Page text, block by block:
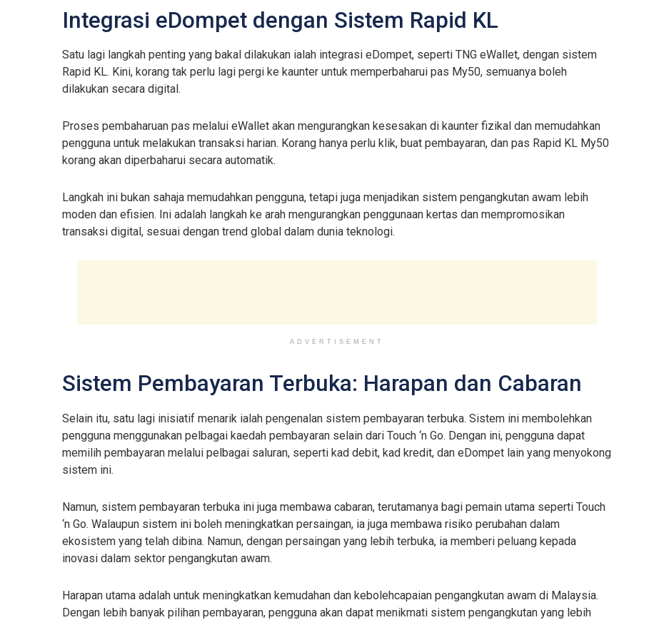
Integrasi eDompet dengan Sistem Rapid KL
Satu lagi langkah penting yang bakal dilakukan ialah integrasi eDompet, seperti TNG eWallet, dengan sistem
Rapid KL. Kini, korang tak perlu lagi pergi ke kaunter untuk memperbaharui pas My50, semuanya boleh
dilakukan secara digital.
Proses pembaharuan pas melalui eWallet akan mengurangkan kesesakan di kaunter fizikal dan memudahkan
pengguna untuk melakukan transaksi harian. Korang hanya perlu klik, buat pembayaran, dan pas Rapid KL My50
korang akan diperbaharui secara automatik.
Langkah ini bukan sahaja memudahkan pengguna, tetapi juga menjadikan sistem pengangkutan awam lebih
moden dan efisien. Ini adalah langkah ke arah mengurangkan penggunaan kertas dan mempromosikan
transaksi digital, sesuai dengan trend global dalam dunia teknologi.
ADVERTISEMENT
Sistem Pembayaran Terbuka: Harapan dan Cabaran
Selain itu, satu lagi inisiatif menarik ialah pengenalan sistem pembayaran terbuka. Sistem ini membolehkan
pengguna menggunakan pelbagai kaedah pembayaran selain dari Touch ‘n Go. Dengan ini, pengguna dapat
memilih pembayaran melalui pelbagai saluran, seperti kad debit, kad kredit, dan eDompet lain yang menyokong
sistem ini.
Namun, sistem pembayaran terbuka ini juga membawa cabaran, terutamanya bagi pemain utama seperti Touch
‘n Go. Walaupun sistem ini boleh meningkatkan persaingan, ia juga membawa risiko perubahan dalam
ekosistem yang telah dibina. Namun, dengan persaingan yang lebih terbuka, ia memberi peluang kepada
inovasi dalam sektor pengangkutan awam.
Harapan utama adalah untuk meningkatkan kemudahan dan kebolehcapaian pengangkutan awam di Malaysia.
Dengan lebih banyak pilihan pembayaran, pengguna akan dapat menikmati sistem pengangkutan yang lebih